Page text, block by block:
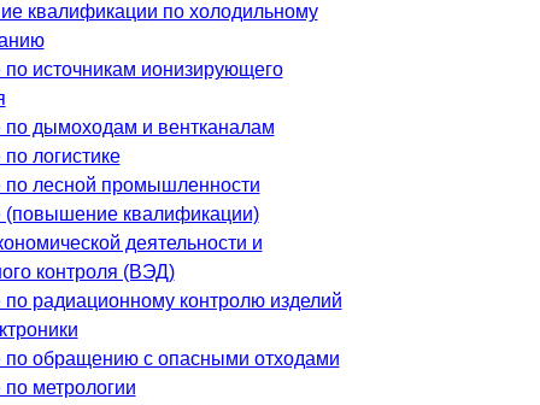
квалификации по холодильному
источникам ионизирующего
по дымоходам и вентканалам
логистике
по лесной промышленности
(повышение квалификации)
деятельности и
контроля (ВЭД)
радиационному контролю изделий
по обращению с опасными отходами
метрологии